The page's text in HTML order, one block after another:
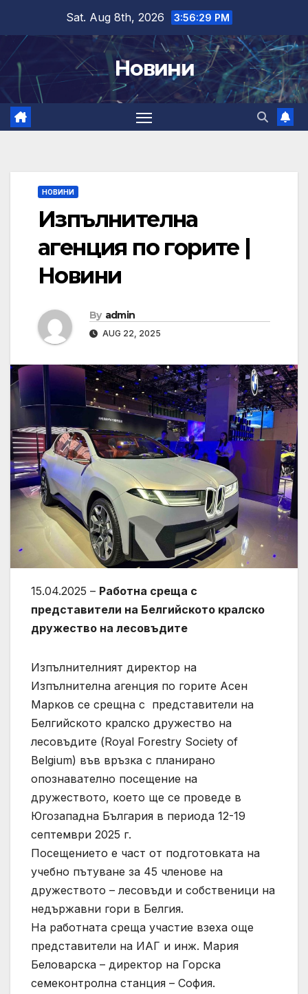
content
Sat. Aug 8th, 2026 3:56:30 PM
Новини
НОВИНИ
Изпълнителна
агенция по горите |
Новини
By admin
AUG 22, 2025
15.04.2025 – Работна среща с
представители на Белгийското кралско
дружество на лесовъдите
Изпълнителният директор на
Изпълнителна агенция по горите Асен
Марков се срещна с представители на
Белгийското кралско дружество на
лесовъдите (Royal Forestry Society of
Belgium) във връзка с планирано
опознавателно посещение на
дружеството, което ще се проведе в
Югозападна България в периода 12-19
септември 2025 г.
Посещението е част от подготовката на
учебно пътуване за 45 членове на
дружеството – лесовъди и собственици на
недържавни гори в Белгия.
На работната среща участие взеха още
представители на ИАГ и инж. Мария
Беловарска – директор на Горска
семеконтролна станция – София.